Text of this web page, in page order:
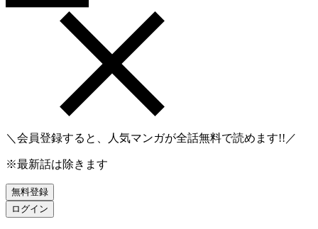
＼会員登録すると、人気マンガが全話無料で読めます!!／
※最新話は除きます
無料登録
ログイン